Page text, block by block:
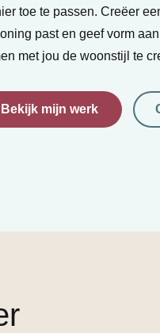
toe te passen. Creëer
past en geef vorm
met jou de woonstijl te
Bekijk mijn werk